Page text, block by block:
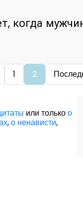
когда
1 2
или толькоо
,о ненависти,